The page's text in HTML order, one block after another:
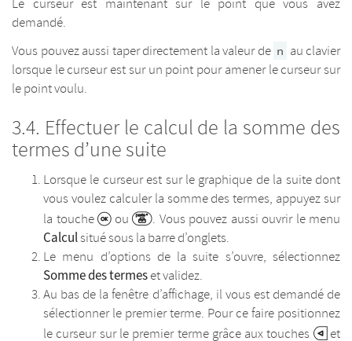
Le curseur est maintenant sur le point que vous avez
demandé.
Vous pouvez aussi taper directement la valeur de n au clavier
lorsque le curseur est sur un point pour amener le curseur sur
le point voulu.
Effectuer le calcul de la somme des
termes d’une suite
Lorsque le curseur est sur le graphique de la suite dont
vous voulez calculer la somme des termes, appuyez sur
la touche
ou . Vous pouvez aussi ouvrir le menu
Calculsitué sous la barre d’onglets.
Le menu d’options de la suite s’ouvre, sélectionnez
Somme des termeset validez.
Au bas de la fenêtre d’affichage, il vous est demandé de
sélectionner le premier terme. Pour ce faire positionnez
le curseur sur le premier terme grâce aux touches
et